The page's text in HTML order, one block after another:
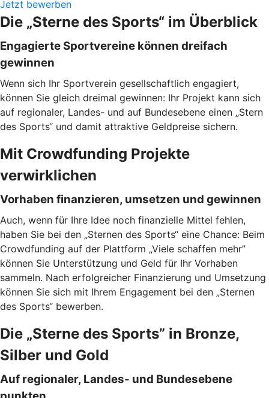
Jetzt bewerben
Die „Sterne des Sports“ im Überblick
Engagierte Sportvereine können dreifach
gewinnen
Wenn sich Ihr Sportverein gesellschaftlich engagiert,
können Sie gleich dreimal gewinnen: Ihr Projekt kann sich
auf regionaler, Landes- und auf Bundesebene einen „Stern
des Sports“ und damit attraktive Geldpreise sichern.
Mit Crowdfunding Projekte
verwirklichen
Vorhaben finanzieren, umsetzen und gewinnen
Auch, wenn für Ihre Idee noch finanzielle Mittel fehlen,
haben Sie bei den „Sternen des Sports“ eine Chance: Beim
Crowdfunding auf der Plattform „Viele schaffen mehr”
können Sie Unterstützung und Geld für Ihr Vorhaben
sammeln. Nach erfolgreicher Finanzierung und Umsetzung
können Sie sich mit Ihrem Engagement bei den „Sternen
des Sports“ bewerben.
Die „Sterne des Sports” in Bronze,
Silber und Gold
Auf regionaler, Landes- und Bundesebene